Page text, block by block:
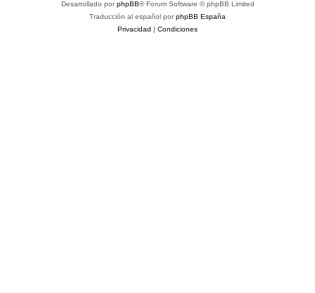
Desarrollado porphpBB® Forum Software © phpBB Limited
Traducción al español porphpBB España
Privacidad | Condiciones